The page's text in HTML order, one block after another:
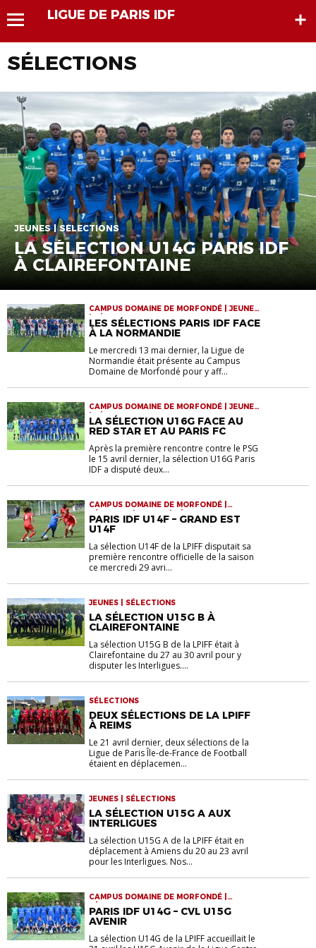
LIGUE DE PARIS IDF
SÉLECTIONS
JEUNES | SÉLECTIONS
LA SÉLECTION U14G PARIS IDF
À CLAIREFONTAINE
CAMPUS DOMAINE DE MORFONDÉ | JEUNES
| SÉLECTIONS
LES SÉLECTIONS PARIS IDF FACE
À LA NORMANDIE
Le mercredi 13 mai dernier, la Ligue de
Normandie était présente au Campus
Domaine de Morfondé pour y aff...
CAMPUS DOMAINE DE MORFONDÉ | JEUNES
| SÉLECTIONS
LA SÉLECTION U16G FACE AU
RED STAR ET AU PARIS FC
Après la première rencontre contre le PSG
le 15 avril dernier, la sélection U16G Paris
IDF a disputé deux...
CAMPUS DOMAINE DE MORFONDÉ |
FÉMININES | JEUNES | SÉLECTIONS
PARIS IDF U14F – GRAND EST
U14F
La sélection U14F de la LPIFF disputait sa
première rencontre officielle de la saison
ce mercredi 29 avri...
JEUNES | SÉLECTIONS
LA SÉLECTION U15G B À
CLAIREFONTAINE
La sélection U15G B de la LPIFF était à
Clairefontaine du 27 au 30 avril pour y
disputer les Interligues....
SÉLECTIONS
DEUX SÉLECTIONS DE LA LPIFF
À REIMS
Le 21 avril dernier, deux sélections de la
Ligue de Paris Île-de-France de Football
étaient en déplacemen...
JEUNES | SÉLECTIONS
LA SÉLECTION U15G A AUX
INTERLIGUES
La sélection U15G A de la LPIFF était en
déplacement à Amiens du 20 au 23 avril
pour les Interligues. Nos...
CAMPUS DOMAINE DE MORFONDÉ |
SÉLECTIONS
PARIS IDF U14G – CVL U15G
AVENIR
La sélection U14G de la LPIFF accueillait le